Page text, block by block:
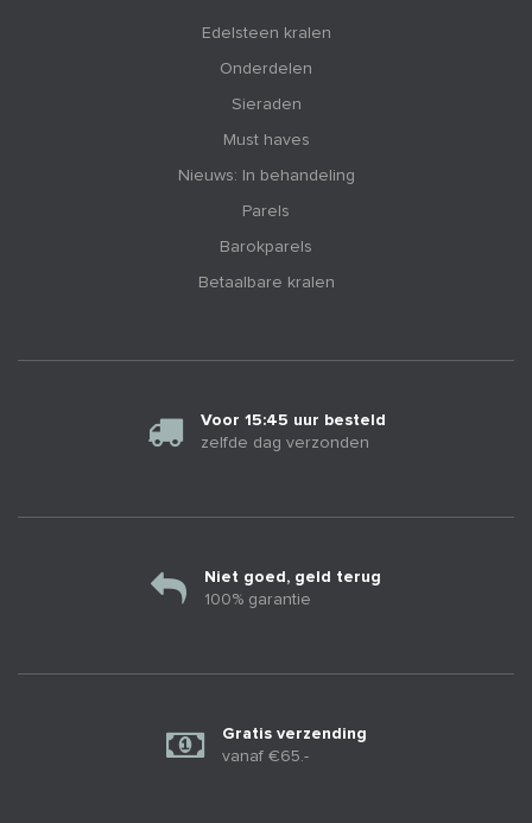
Edelsteen kralen
Onderdelen
Sieraden
Must haves
Nieuws: In behandeling
Parels
Barokparels
Betaalbare kralen
Voor 15:45 uur besteld
zelfde dag verzonden
Niet goed, geld terug
100% garantie
Gratis verzending
vanaf €65.-